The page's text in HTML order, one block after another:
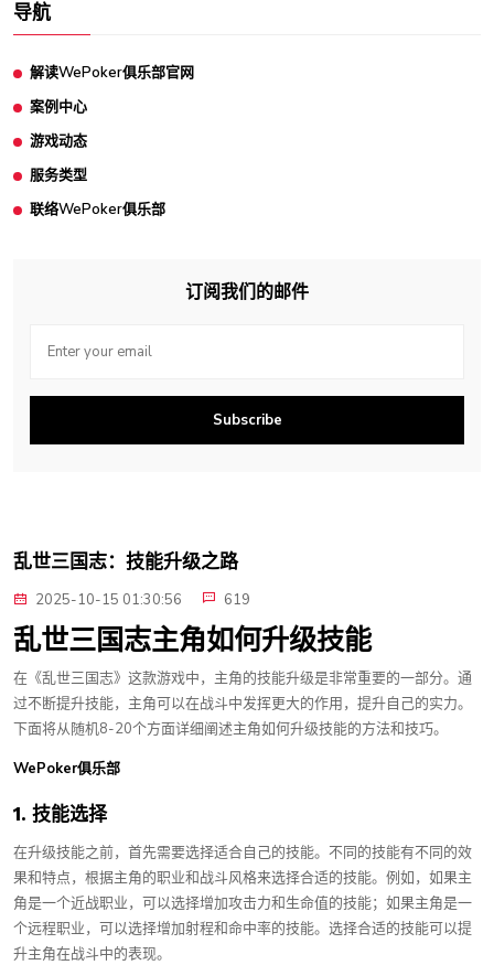
导航
解读WePoker俱乐部官网
案例中心
游戏动态
服务类型
联络WePoker俱乐部
订阅我们的邮件
Subscribe
乱世三国志：技能升级之路
2025-10-15 01:30:56 619
乱世三国志主角如何升级技能
在《乱世三国志》这款游戏中，主角的技能升级是非常重要的一部分。通
过不断提升技能，主角可以在战斗中发挥更大的作用，提升自己的实力。
下面将从随机8-20个方面详细阐述主角如何升级技能的方法和技巧。
WePoker俱乐部
1. 技能选择
在升级技能之前，首先需要选择适合自己的技能。不同的技能有不同的效
果和特点，根据主角的职业和战斗风格来选择合适的技能。例如，如果主
角是一个近战职业，可以选择增加攻击力和生命值的技能；如果主角是一
个远程职业，可以选择增加射程和命中率的技能。选择合适的技能可以提
升主角在战斗中的表现。